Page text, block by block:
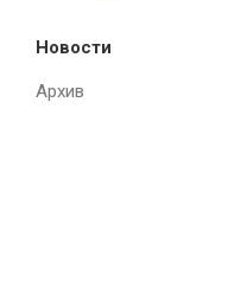
Новости
Архив